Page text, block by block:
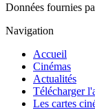
Données fournies
Navigation
Accueil
Cinémas
Actualités
Télécharger
Les cartes